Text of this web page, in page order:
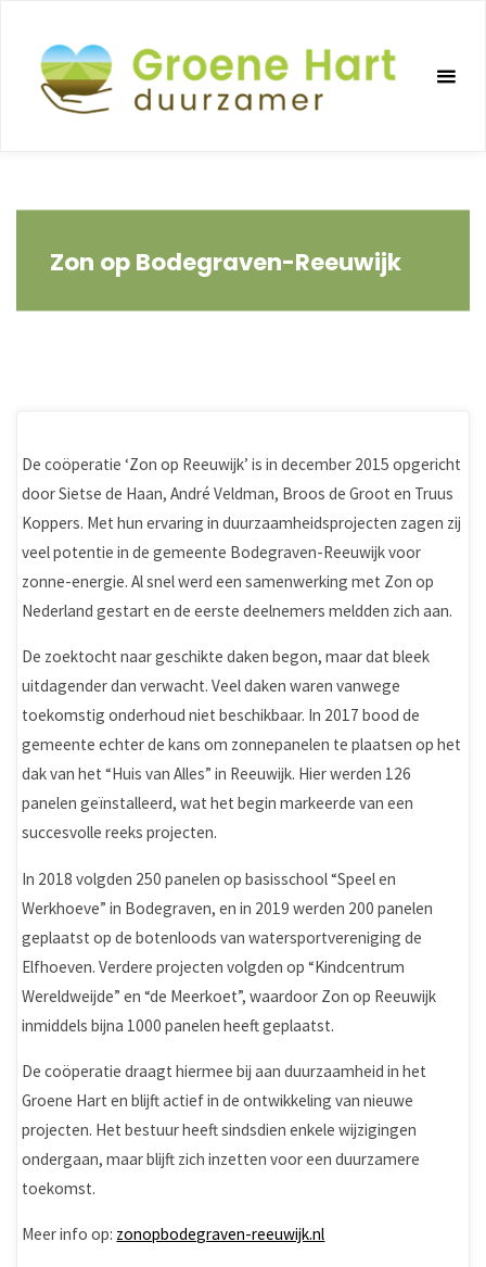
inhoud
Zon op Bodegraven-Reeuwijk
De coöperatie ‘Zon op Reeuwijk’ is in december 2015 opgericht
door Sietse de Haan, André Veldman, Broos de Groot en Truus
Koppers. Met hun ervaring in duurzaamheidsprojecten zagen zij
veel potentie in de gemeente Bodegraven-Reeuwijk voor
zonne-energie. Al snel werd een samenwerking met Zon op
Nederland gestart en de eerste deelnemers meldden zich aan.
De zoektocht naar geschikte daken begon, maar dat bleek
uitdagender dan verwacht. Veel daken waren vanwege
toekomstig onderhoud niet beschikbaar. In 2017 bood de
gemeente echter de kans om zonnepanelen te plaatsen op het
dak van het “Huis van Alles” in Reeuwijk. Hier werden 126
panelen geïnstalleerd, wat het begin markeerde van een
succesvolle reeks projecten.
In 2018 volgden 250 panelen op basisschool “Speel en
Werkhoeve” in Bodegraven, en in 2019 werden 200 panelen
geplaatst op de botenloods van watersportvereniging de
Elfhoeven. Verdere projecten volgden op “Kindcentrum
Wereldweijde” en “de Meerkoet”, waardoor Zon op Reeuwijk
inmiddels bijna 1000 panelen heeft geplaatst.
De coöperatie draagt hiermee bij aan duurzaamheid in het
Groene Hart en blijft actief in de ontwikkeling van nieuwe
projecten. Het bestuur heeft sindsdien enkele wijzigingen
ondergaan, maar blijft zich inzetten voor een duurzamere
toekomst.
Meer info op: zonopbodegraven-reeuwijk.nl